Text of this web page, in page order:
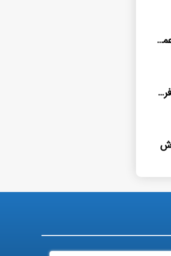
فروش کابل برق یزد پخش عمده
قیمت کابل آلومینیومی برق فروش ویژه